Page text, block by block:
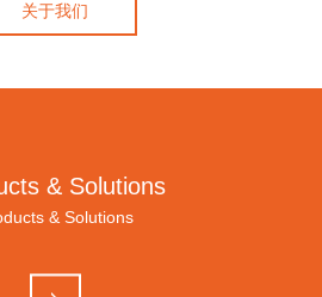
关于我们
& Solutions
& Solutions